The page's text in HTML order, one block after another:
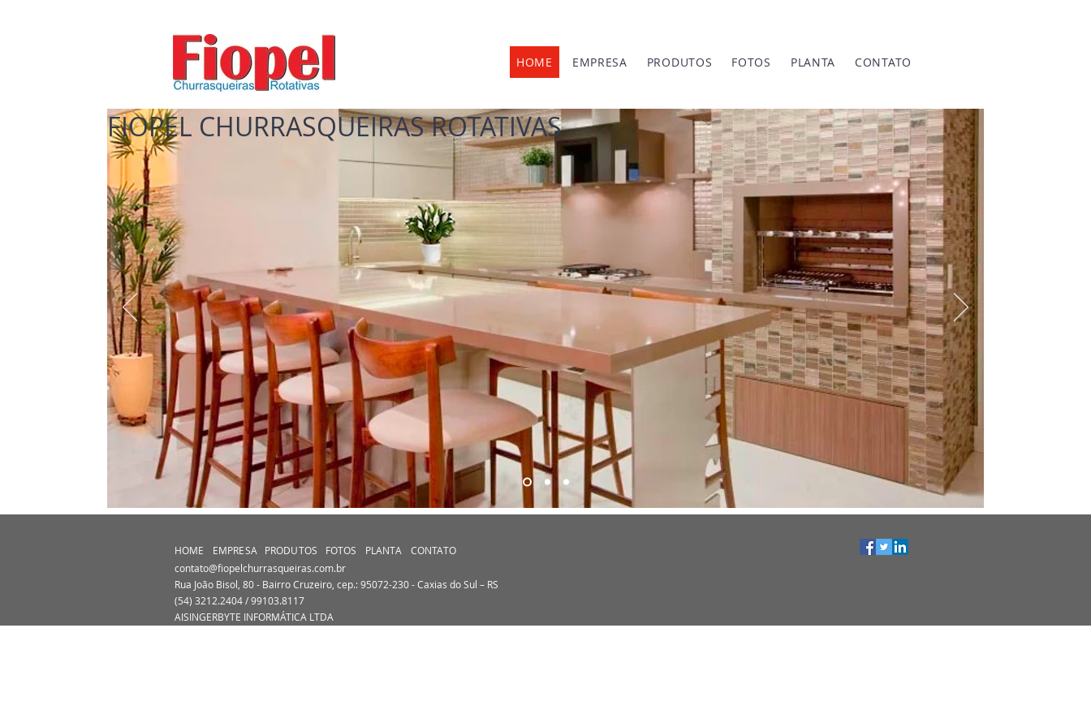
HOME EMPRESA PRODUTOS FOTOS PLANTA CONTATO
FIOPEL CHURRASQUEIRAS ROTATIVAS
HOME EMPRESA PRODUTOS FOTOS PLANTA
CONTATO
contato@fiopelchurrasqueiras.com.br
Rua João Bisol, 80 - Bairro Cruzeiro, cep.: 95072-230 - Caxias do Sul – RS
(54) 3212.2404 / 99103.8117
AISINGERBYTE INFORMÁTICA LTDA